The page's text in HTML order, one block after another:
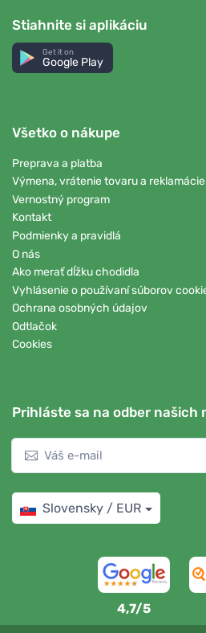
Stiahnite si aplikáciu
Get it on
Google Play
Všetko o nákupe
Preprava a platba
Výmena, vrátenie tovaru a reklamácie
Vernostný program
Kontakt
Podmienky a pravidlá
O nás
Ako merať dĺžku chodidla
Vyhlásenie o používaní súborov
Ochrana osobných údajov
Odtlačok
Cookies
Prihláste sa na odber našich
Slovensky / EUR
4,7/5